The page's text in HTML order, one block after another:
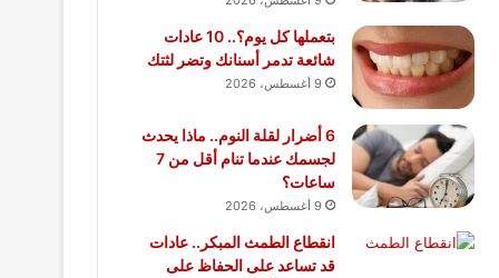
بتعملها كل يوم؟.. 10 عادات
شائعة تدمر أسنانك وتضر لثتك
9 أغسطس، 2026
6 أضرار لقلة النوم.. ماذا يحدث
لجسمك عندما تنام أقل من 7
ساعات؟
9 أغسطس، 2026
انقطاع الطمث المبكر.. عادات
قد تساعد على الحفاظ على